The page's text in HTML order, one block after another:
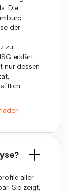
Die
der
zu
erklärt
nur dessen
aller
Sie zeigt,